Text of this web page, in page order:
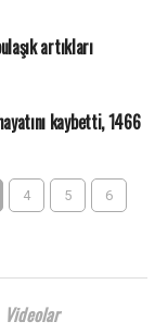
artıkları
kaybetti, 1466
4 5 6
Videolar